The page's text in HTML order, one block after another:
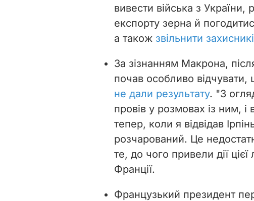
вивести війська з
експорту зерна й
а також звільнити
За зізнанням Макрона,
почав особливо відчувати,
не дали результату. "З
провів у розмовах із ним,
тепер, коли я відвідав
розчарований. Це
те, до чого привели дії
Франції.
Французький президент